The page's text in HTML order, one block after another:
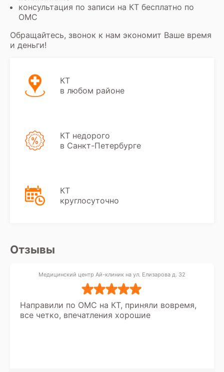
консультация по записи на КТ бесплатно по
ОМС
Обращайтесь, звонок к нам экономит Ваше время
и деньги!
КТ
в любом районе
КТ недорого
в Санкт-Петербурге
КТ
круглосуточно
Отзывы
Медицинский центр Ай-клиник на ул. Елизарова д. 32
Направили по ОМС на КТ, приняли вовремя,
все четко, впечатления хорошие